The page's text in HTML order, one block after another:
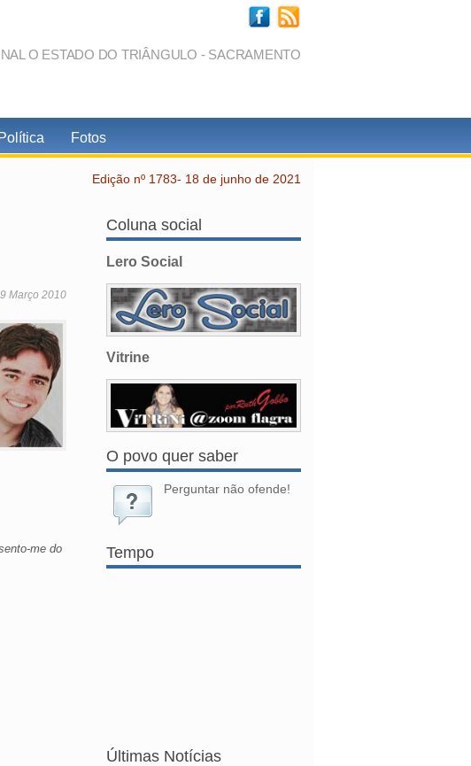
O ESTADO DO TRIÂNGULO - SACRAMENTO
Política Fotos
Edição nº 1783- 18 de junho de 2021
Março 2010
me do
Coluna social
Lero Social
Vitrine
O povo quer saber
Perguntar não ofende!
Tempo
Últimas Notícias